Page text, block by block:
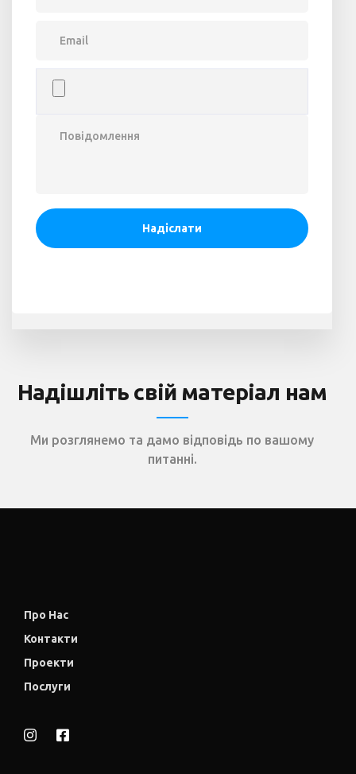
Надішліть свій матеріал нам
Ми розглянемо та дамо відповідь по вашому
питанні.
Про Нас
Контакти
Проекти
Послуги